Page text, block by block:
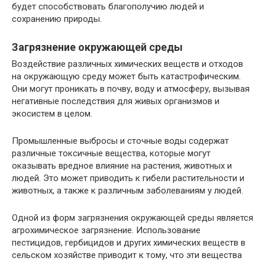
будет способствовать благополучию людей и
сохранению природы.
Загрязнение окружающей среды
Воздействие различных химических веществ и отходов
на окружающую среду может быть катастрофическим.
Они могут проникать в почву, воду и атмосферу, вызывая
негативные последствия для живых организмов и
экосистем в целом.
Промышленные выбросы и сточные воды содержат
различные токсичные вещества, которые могут
оказывать вредное влияние на растения, животных и
людей. Это может приводить к гибели растительности и
животных, а также к различным заболеваниям у людей.
Одной из форм загрязнения окружающей среды является
агрохимическое загрязнение. Использование
пестицидов, гербицидов и других химических веществ в
сельском хозяйстве приводит к тому, что эти вещества